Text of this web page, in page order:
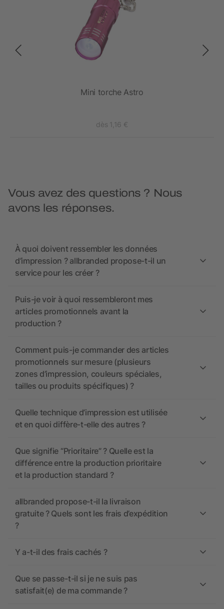
Mini torche Astro
dès 1,16 €
Vous avez des questions ? Nous
avons les réponses.
À quoi doivent ressembler les données
d’impression ? allbranded propose-t-il un
service pour les créer ?
Puis-je voir à quoi ressembleront mes
articles promotionnels avant la
production ?
Comment puis-je commander des articles
promotionnels sur mesure (plusieurs
zones d’impression, couleurs spéciales,
tailles ou produits spécifiques) ?
Quelle technique d’impression est utilisée
et en quoi diffère-t-elle des autres ?
Que signifie “Prioritaire” ? Quelle est la
différence entre la production prioritaire
et la production standard ?
allbranded propose-t-il la livraison
gratuite ? Quels sont les frais d’expédition
?
Y a-t-il des frais cachés ?
Que se passe-t-il si je ne suis pas
satisfait(e) de ma commande ?